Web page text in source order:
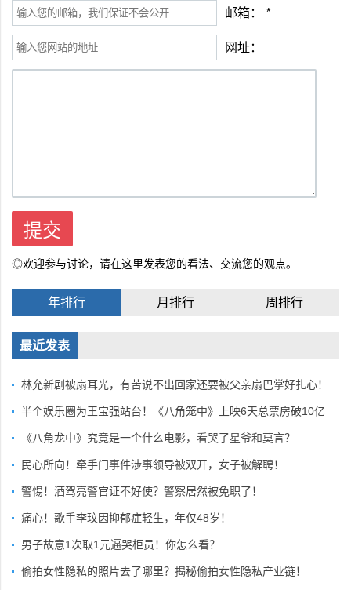
邮箱： *
网址：
◎欢迎参与讨论，请在这里发表您的看法、交流您的观点。
年排行 月排行 周排行
最近发表
林允新剧被扇耳光，有苦说不出回家还要被父亲扇巴掌好扎心！
半个娱乐圈为王宝强站台！《八角笼中》上映6天总票房破10亿
《八角龙中》究竟是一个什么电影，看哭了星爷和莫言？
民心所向！牵手门事件涉事领导被双开，女子被解聘！
警惕！酒驾亮警官证不好使？警察居然被免职了！
痛心！歌手李玟因抑郁症轻生，年仅48岁！
男子故意1次取1元逼哭柜员！你怎么看？
偷拍女性隐私的照片去了哪里？揭秘偷拍女性隐私产业链！